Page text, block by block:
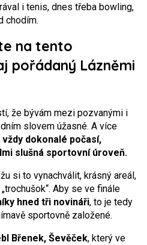
i tenis, dnes třeba bowling,
chodím.
na tento
pořádaný Lázněmi
že bývám mezi pozvanými i
slovem úžasné. A více
dokonalé počasí,
slušná sportovní úroveň.
si to vynachválit, krásný areál,
Aby se ve finále
hned tři novináři, to je tedy
sportovně založené.
Břenek, Ševěček, který ve